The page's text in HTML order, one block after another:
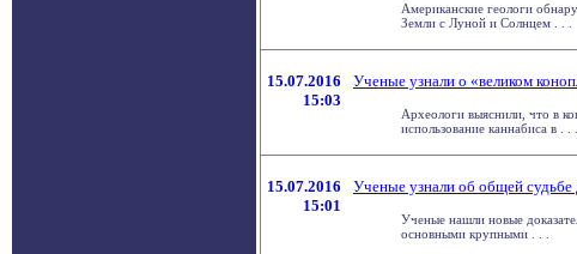
Американские геологи
Земли с Луной и Солнцем . . .
15.07.2016
15:03
Ученые узнали о «великом
Археологи выяснили, что в
использование каннабиса в . . .
15.07.2016
15:01
Ученые узнали об общей
Ученые нашли новые
основными крупными . . .